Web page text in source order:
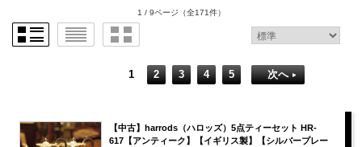
1 / 9ページ （全171件）
1 2 3 4 5 次へ
【中古】harrods（ハロッズ）5点ティーセット HR-
617【アンティーク】【イギリス製】【シルバープレー